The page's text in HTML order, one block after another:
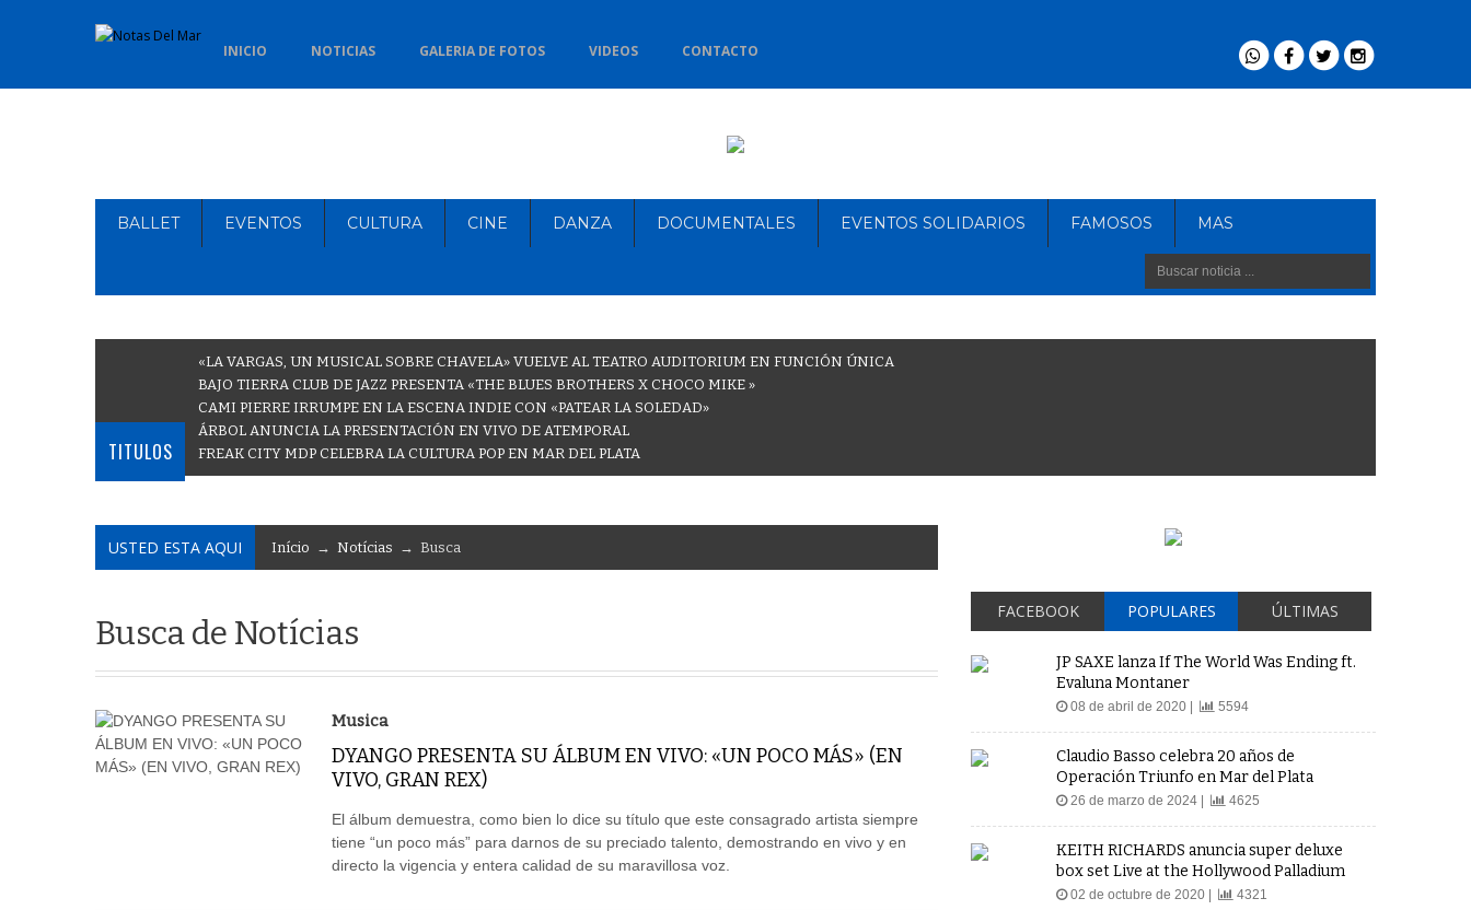
INICIO NOTICIAS GALERIA DE FOTOS VIDEOS CONTACTO
BALLET EVENTOS CULTURA CINE DANZA DOCUMENTALES EVENTOS SOLIDARIOS FAMOSOS MAS
TITULOS
«LA VARGAS, UN MUSICAL SOBRE CHAVELA» VUELVE AL TEATRO AUDITORIUM EN FUNCIÓN ÚNICA
BAJO TIERRA CLUB DE JAZZ PRESENTA «THE BLUES BROTHERS X CHOCO MIKE »
CAMI PIERRE IRRUMPE EN LA ESCENA INDIE CON «PATEAR LA SOLEDAD»
ÁRBOL ANUNCIA LA PRESENTACIÓN EN VIVO DE ATEMPORAL
FREAK CITY MDP CELEBRA LA CULTURA POP EN MAR DEL PLATA
USTED ESTA AQUI Início → Notícias → Busca
Busca de Notícias
Musica
DYANGO PRESENTA SU ÁLBUM EN VIVO: «UN POCO MÁS» (EN
VIVO, GRAN REX)
El álbum demuestra, como bien lo dice su título que este consagrado artista siempre
tiene “un poco más” para darnos de su preciado talento, demostrando en vivo y en
directo la vigencia y entera calidad de su maravillosa voz.
FACEBOOK POPULARES ÚLTIMAS
JP SAXE lanza If The World Was Ending ft.
Evaluna Montaner
08 de abril de 2020 | 5594
Claudio Basso celebra 20 años de
Operación Triunfo en Mar del Plata
26 de marzo de 2024 | 4625
KEITH RICHARDS anuncia super deluxe
box set Live at the Hollywood Palladium
02 de octubre de 2020 | 4321